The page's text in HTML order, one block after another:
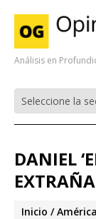
Análisis en
DANIEL
Inicio